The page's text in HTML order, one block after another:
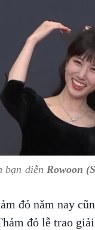
bạn diễn Rowoon
đỏ năm nay
đỏ lễ trao